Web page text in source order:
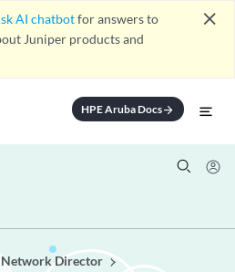
AI chatbotfor answers to
Juniper products and
close
HPE Aruba Docsarrow_forward
Network Director